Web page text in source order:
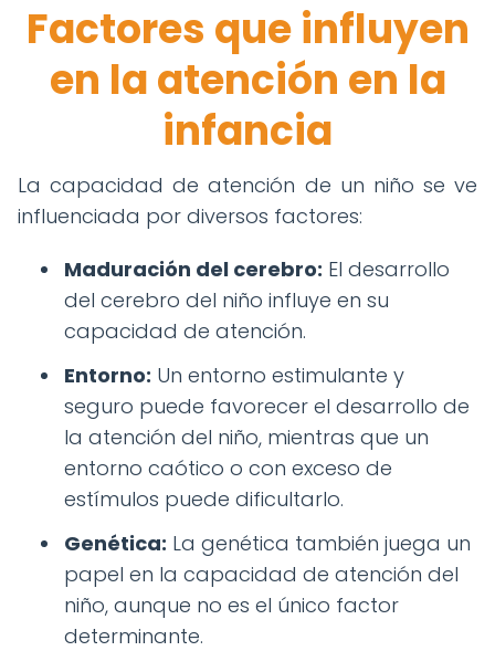
Factores que influyen
en la atención en la
infancia
La capacidad de atención de un niño se ve
influenciada por diversos factores:
Maduración del cerebro: El desarrollo
del cerebro del niño influye en su
capacidad de atención.
Entorno: Un entorno estimulante y
seguro puede favorecer el desarrollo de
la atención del niño, mientras que un
entorno caótico o con exceso de
estímulos puede dificultarlo.
Genética: La genética también juega un
papel en la capacidad de atención del
niño, aunque no es el único factor
determinante.